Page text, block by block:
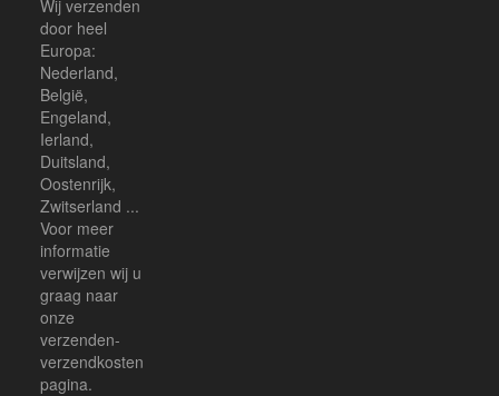
Wij verzenden
door heel
Europa:
Nederland,
België,
Engeland,
Ierland,
Duitsland,
Oostenrijk,
Zwitserland ...
Voor meer
informatie
verwijzen wij u
graag naar
onze
verzenden-
verzendkosten
pagina.